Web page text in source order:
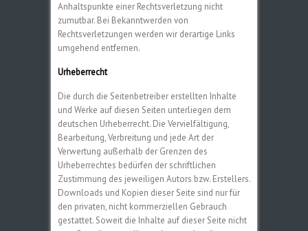
Anhaltspunkte einer Rechtsverletzung nicht
zumutbar. Bei Bekanntwerden von
Rechtsverletzungen werden wir derartige Links
umgehend entfernen.
Urheberrecht
Die durch die Seitenbetreiber erstellten Inhalte
und Werke auf diesen Seiten unterliegen dem
deutschen Urheberrecht. Die Vervielfältigung,
Bearbeitung, Verbreitung und jede Art der
Verwertung außerhalb der Grenzen des
Urheberrechtes bedürfen der schriftlichen
Zustimmung des jeweiligen Autors bzw. Erstellers.
Downloads und Kopien dieser Seite sind nur für
den privaten, nicht kommerziellen Gebrauch
gestattet. Soweit die Inhalte auf dieser Seite nicht